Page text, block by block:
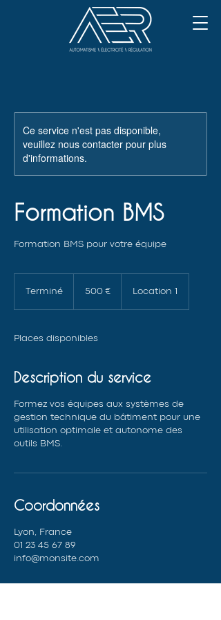
Ce service n'est pas disponible,
veuillez nous contacter pour plus
d'informations.
Formation BMS
Formation BMS pour votre équipe
Terminé
i
500 € Location 1
Places disponibles
Description du service
Formez vos équipes aux systèmes de
gestion technique du bâtiment pour une
utilisation optimale et autonome des
outils BMS.
Coordonnées
Lyon, France
01 23 45 67 89
info@monsite.com